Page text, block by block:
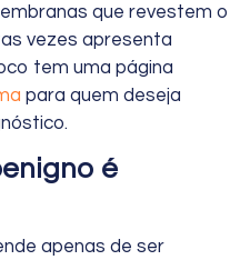
que revestem o
vezes apresenta
tem uma página
para quem deseja
é
apenas de ser